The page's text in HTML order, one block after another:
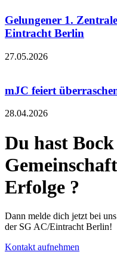
Gelungener 1.
Eintracht Berlin
27.05.2026
mJC feiert
28.04.2026
Du hast
Gemeinschaft
Erfolge ?
Dann melde dich jetzt bei
der SG AC/Eintracht Berlin!
Kontakt aufnehmen